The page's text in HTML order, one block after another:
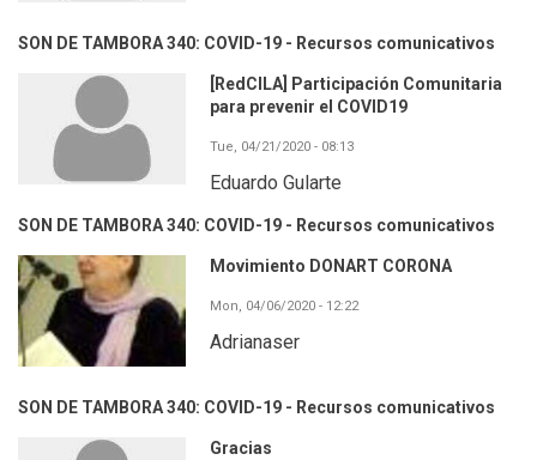
SON DE TAMBORA 340: COVID-19 - Recursos comunicativos
[RedCILA] Participación Comunitaria
para prevenir el COVID19
Tue, 04/21/2020 - 08:13
Eduardo Gularte
SON DE TAMBORA 340: COVID-19 - Recursos comunicativos
Movimiento DONART CORONA
Mon, 04/06/2020 - 12:22
Adrianaser
SON DE TAMBORA 340: COVID-19 - Recursos comunicativos
Gracias